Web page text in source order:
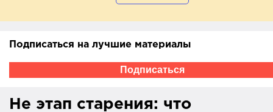
Подписаться на лучшие материалы
Подписаться
Не этап старения: что